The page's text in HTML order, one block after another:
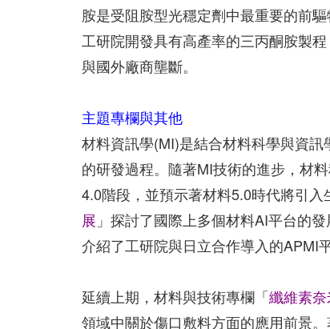
胺是受阻胺型光穩定劑中最重要的前
工研院開發具有高產率的三丙酮胺製
與國外廠商壟斷。
主題專欄與其他
材料資訊學(MI)是結合材料科學與資
的研發過程。隨著MI技術的進步，材
4.0階段，並預示著材料5.0時代將引
展 」探討了國際上多個材料AI平台的
介紹了工研院與日立合作導入的APMI
延續上期，材料與技術專欄「纖維素
領域中關於傷口敷料方面的應用前景